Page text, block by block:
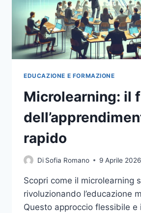
EDUCAZIONE E FORMAZIONE
Microlearning: il
rapido
Di Sofia Romano 9 Aprile 2026
Scopri come il microlearning
rivoluzionando l’educazione
Questo approccio flessibile